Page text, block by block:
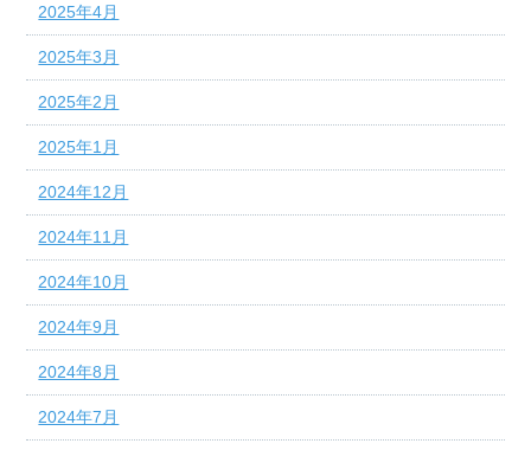
2025年4月
2025年3月
2025年2月
2025年1月
2024年12月
2024年11月
2024年10月
2024年9月
2024年8月
2024年7月